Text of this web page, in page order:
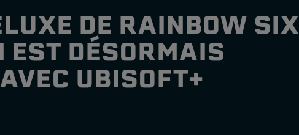
DE RAINBOW SIX
EST DÉSORMAIS
UBISOFT+